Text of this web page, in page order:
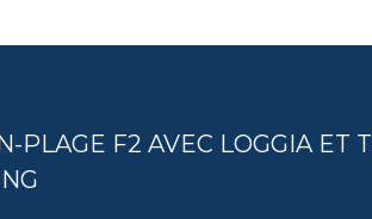
PLAGE F2 AVEC LOGGIA ET